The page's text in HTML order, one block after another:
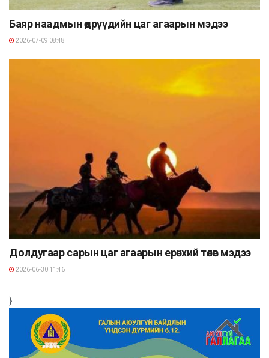
Баяр наадмын өдрүүдийн цаг агаарын мэдээ
2026-07-09 08:48
Долдугаар сарын цаг агаарын ерөнхий төлөв мэдээ
2026-06-30 11:46
}